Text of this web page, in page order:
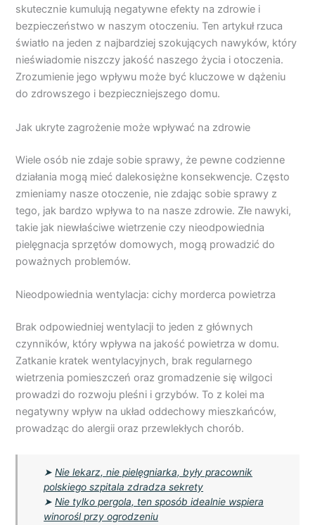
skutecznie kumulują negatywne efekty na zdrowie i
bezpieczeństwo w naszym otoczeniu. Ten artykuł rzuca
światło na jeden z najbardziej szokujących nawyków, który
nieświadomie niszczy jakość naszego życia i otoczenia.
Zrozumienie jego wpływu może być kluczowe w dążeniu
do zdrowszego i bezpieczniejszego domu.
Jak ukryte zagrożenie może wpływać na zdrowie
Wiele osób nie zdaje sobie sprawy, że pewne codzienne
działania mogą mieć dalekosiężne konsekwencje. Często
zmieniamy nasze otoczenie, nie zdając sobie sprawy z
tego, jak bardzo wpływa to na nasze zdrowie. Złe nawyki,
takie jak niewłaściwe wietrzenie czy nieodpowiednia
pielęgnacja sprzętów domowych, mogą prowadzić do
poważnych problemów.
Nieodpowiednia wentylacja: cichy morderca powietrza
Brak odpowiedniej wentylacji to jeden z głównych
czynników, który wpływa na jakość powietrza w domu.
Zatkanie kratek wentylacyjnych, brak regularnego
wietrzenia pomieszczeń oraz gromadzenie się wilgoci
prowadzi do rozwoju pleśni i grzybów. To z kolei ma
negatywny wpływ na układ oddechowy mieszkańców,
prowadząc do alergii oraz przewlekłych chorób.
➤Nie lekarz, nie pielęgniarka, były pracownik
polskiego szpitala zdradza sekrety
➤Nie tylko pergola, ten sposób idealnie wspiera
winorośl przy ogrodzeniu